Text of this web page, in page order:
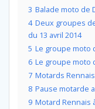
3 Balade moto de
4 Deux groupes
du 13 avril 2014
5 Le groupe moto
6 Le groupe moto
7 Motards
8 Pause motarde
9 Motard Rennais